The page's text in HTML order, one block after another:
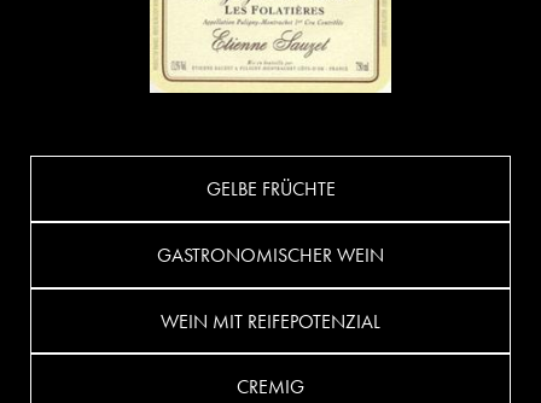
GELBE FRÜCHTE
GASTRONOMISCHER WEIN
WEIN MIT REIFEPOTENZIAL
CREMIG